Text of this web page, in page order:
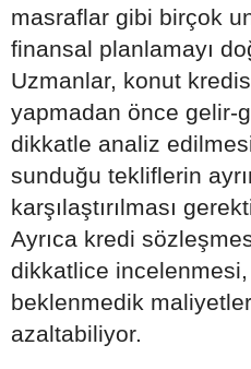
masraflar gibi birçok
finansal planlamayı
Uzmanlar, konut
yapmadan önce gelir-
dikkatle analiz
sunduğu tekliflerin
karşılaştırılması
Ayrıca kredi
dikkatlice
beklenmedik
azaltabiliyor.